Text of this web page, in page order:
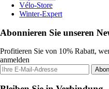
Vélo-Store
Winter-Expert
Abonnieren Sie unseren
Profitieren Sie von 10% Rabatt,
anmelden